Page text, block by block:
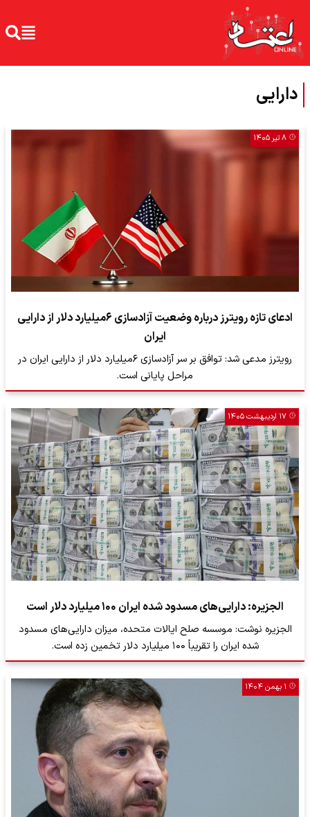
دارایی
۸ تیر ۱۴۰۵
ادعای تازه رویترز درباره وضعیت آزادسازی ۶میلیارد دلار از دارایی
ایران
رویترز مدعی شد: توافق بر سر آزادسازی ۶میلیارد دلار از دارایی ایران در
مراحل پایانی است.
۱۷ اردیبهشت ۱۴۰۵
الجزیره: دارایی‌های مسدود شده ایران ۱۰۰ میلیارد دلار است
الجزیره نوشت: موسسه صلح ایالات متحده، میزان دارایی‌های مسدود
شده ایران را تقریباً ۱۰۰ میلیارد دلار تخمین زده است.
۱ بهمن ۱۴۰۴